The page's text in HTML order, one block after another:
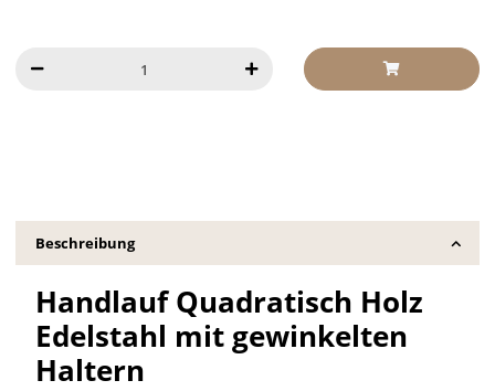
Beschreibung
Handlauf Quadratisch Holz
Edelstahl mit gewinkelten
Haltern